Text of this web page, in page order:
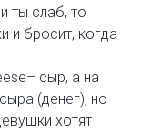
ты слаб, то
и бросит, когда
сыр, а на
(денег), но
хотят